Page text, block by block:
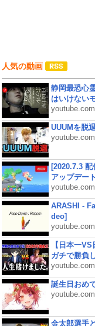
人気の動画
静岡最恐心
はいけない
youtube.com
UUUMを脱
youtube.com
[2020.7.3
アップデート
youtube.com
ARASHI -
deo]
youtube.com
【日本一
ガチで勝負
youtube.com
誕生日おめ
youtube.com
金太郎選手